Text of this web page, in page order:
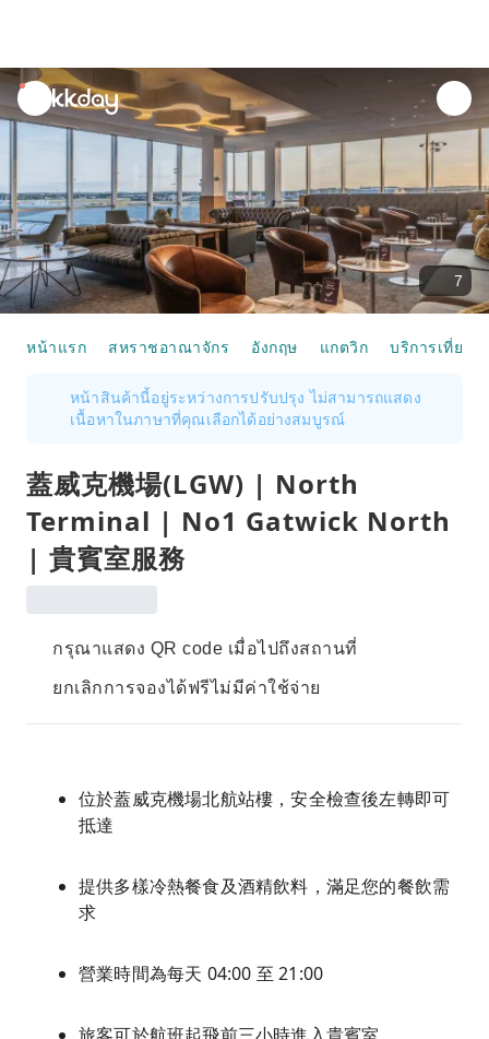
unread
notifications
7
หน้าแรก สหราชอาณาจักร อังกฤษ แกตวิก บริการเที่ยวบิ
หน้าสินค้านี้อยู่ระหว่างการปรับปรุง ไม่สามารถแสดง
เนื้อหาในภาษาที่คุณเลือกได้อย่างสมบูรณ์
蓋威克機場(LGW) | North
Terminal | No1 Gatwick North
| 貴賓室服務
กรุณาแสดง QR code เมื่อไปถึงสถานที่
ยกเลิกการจองได้ฟรีไม่มีค่าใช้จ่าย
位於蓋威克機場北航站樓，安全檢查後左轉即可
抵達
提供多樣冷熱餐食及酒精飲料，滿足您的餐飲需
求
營業時間為每天 04:00 至 21:00